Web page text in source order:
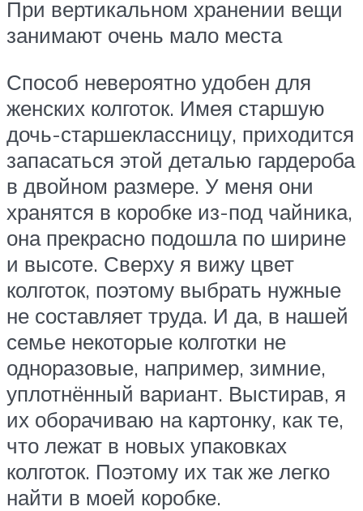
При вертикальном хранении вещи
занимают очень мало места
Способ невероятно удобен для
женских колготок. Имея старшую
дочь-старшеклассницу, приходится
запасаться этой деталью гардероба
в двойном размере. У меня они
хранятся в коробке из-под чайника,
она прекрасно подошла по ширине
и высоте. Сверху я вижу цвет
колготок, поэтому выбрать нужные
не составляет труда. И да, в нашей
семье некоторые колготки не
одноразовые, например, зимние,
уплотнённый вариант. Выстирав, я
их оборачиваю на картонку, как те,
что лежат в новых упаковках
колготок. Поэтому их так же легко
найти в моей коробке.